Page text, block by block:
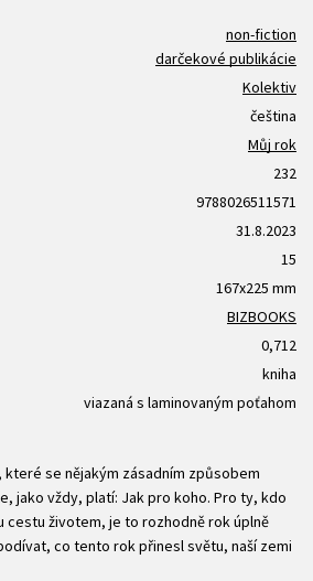
non-fiction
darčekové publikácie
Kolektiv
čeština
Můj rok
232
9788026511571
31.8.2023
15
167x225 mm
BIZBOOKS
0,712
kniha
viazaná s laminovaným poťahom
které se nějakým zásadním způsobem
jako vždy, platí: Jak pro koho. Pro ty, kdo
cestu životem, je to rozhodně rok úplně
co tento rok přinesl světu, naší zemi